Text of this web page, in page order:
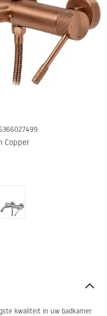
Copper
kwaliteit in uw badkamer